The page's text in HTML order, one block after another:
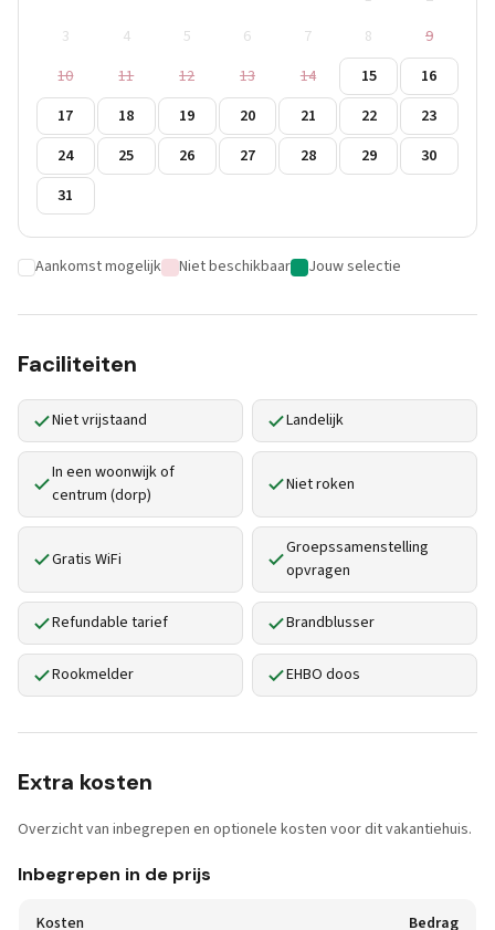
3
4 5 6 7 8
9
10
11 12 13 14 15
16
17
18 19 20 21 22
23
24
25 26 27 28 29
30
31
Aankomst mogelijk Niet beschikbaar Jouw selectie
Faciliteiten
Niet vrijstaand Landelijk
In een woonwijk of
centrum (dorp)
Niet roken
Gratis WiFi
Groepssamenstelling
opvragen
Refundable tarief Brandblusser
Rookmelder EHBO doos
Extra kosten
Overzicht van inbegrepen en optionele kosten voor dit vakantiehuis.
Inbegrepen in de prijs
Kosten Bedrag